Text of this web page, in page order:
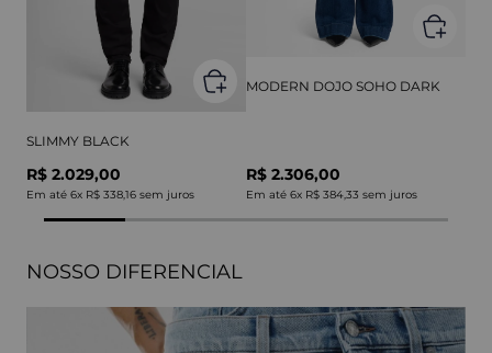
SLIMMY BLACK
R$ 2.029,00
Em até 6x R$ 338,16 sem juros
MODERN DOJO SOHO DARK
R$ 2.306,00
Em até 6x R$ 384,33 sem juros
NOSSO DIFERENCIAL